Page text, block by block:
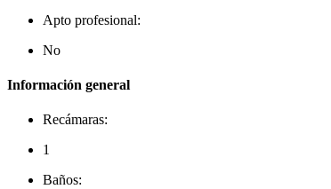
Apto profesional:
No
Información general
Recámaras:
1
Baños: